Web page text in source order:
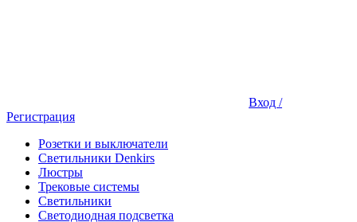
Вход /
Регистрация
Розетки и выключатели
Светильники Denkirs
Люстры
Трековые системы
Светильники
Светодиодная подсветка